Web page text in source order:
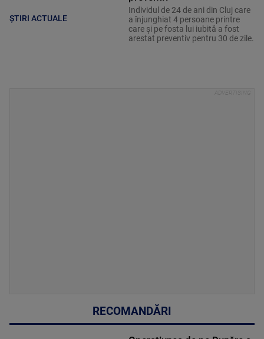
ȘTIRI ACTUALE
Individul de 24 de ani din Cluj care
a înjunghiat 4 persoane printre
care și pe fosta lui iubită a fost
arestat preventiv pentru 30 de zile.
RECOMANDĂRI